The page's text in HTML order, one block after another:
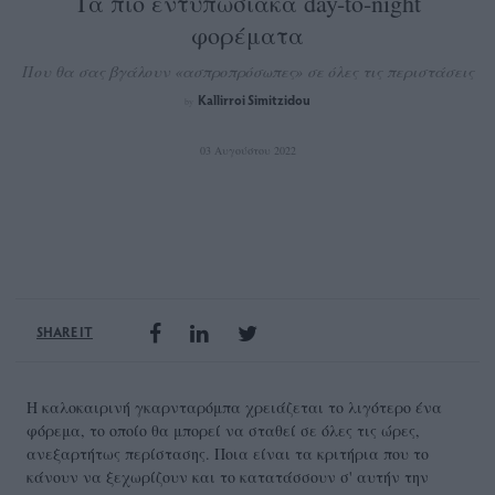
φορέματα
Που θα σας βγάλουν «ασπροπρόσωπες» σε όλες τις περιστάσεις
Kallirroi Simitzidou
03 Αυγούστου 2022
SHARE IT
Η καλοκαιρινή γκαρνταρόμπα χρειάζεται το λιγότερο ένα
φόρεμα, το οποίο θα μπορεί να σταθεί σε όλες τις ώρες,
ανεξαρτήτως περίστασης. Ποια είναι τα κριτήρια που το
κάνουν να ξεχωρίζουν και το κατατάσσουν σ' αυτήν την